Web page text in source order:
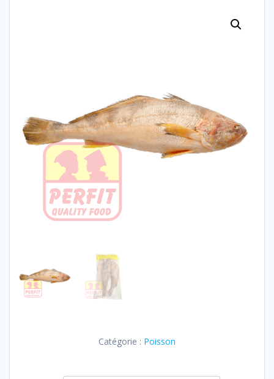
Catégorie : Poisson